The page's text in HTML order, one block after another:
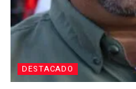
DESTACADO